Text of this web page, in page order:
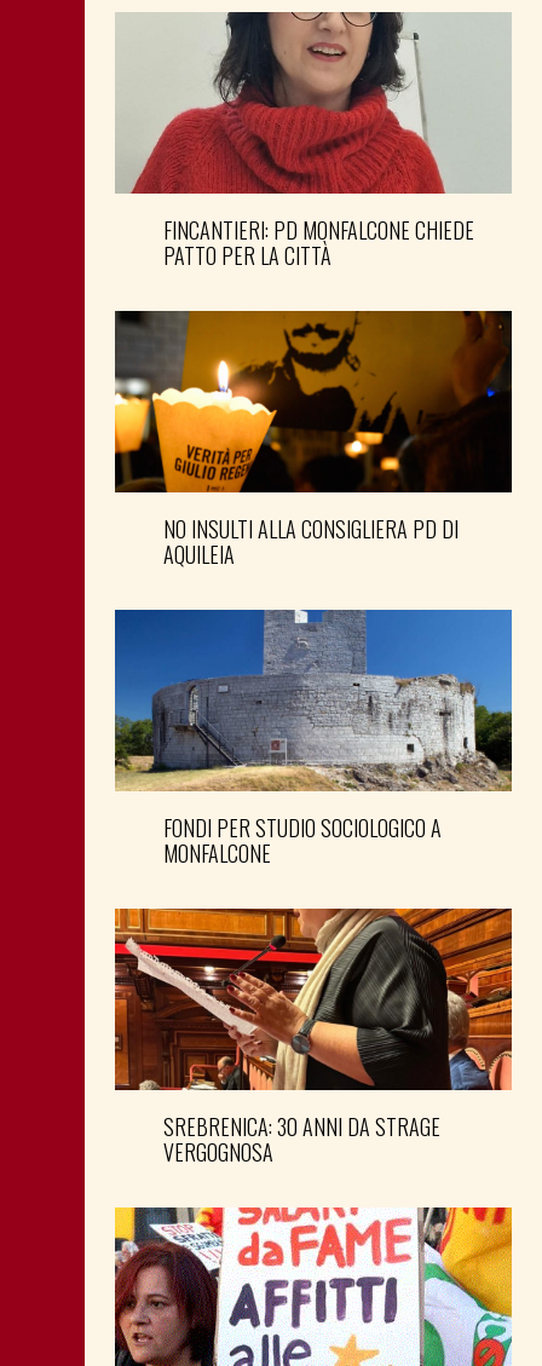
FINCANTIERI: PD MONFALCONE CHIEDE
PATTO PER LA CITTÀ
NO INSULTI ALLA CONSIGLIERA PD DI
AQUILEIA
FONDI PER STUDIO SOCIOLOGICO A
MONFALCONE
SREBRENICA: 30 ANNI DA STRAGE
VERGOGNOSA